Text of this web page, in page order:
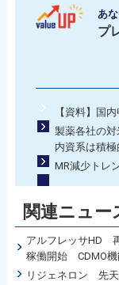
あ
プ
【資料】国
製薬各社の
内資系は積極
MR減少トレ
関連ニュー
アルフレッサHD
稼働開始 CDMO機
リジェネロン 先天